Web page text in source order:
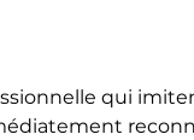
qui